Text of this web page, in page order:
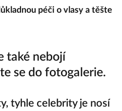
péči o vlasy a těšte
také nebojí
se do fotogalerie.
tyhle celebrity je nosí